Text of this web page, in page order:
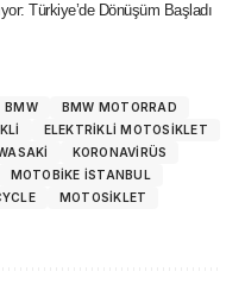
Türkiye’de Dönüşüm Başladı
BMW
BMW MOTORRAD
ELEKTRIKLI MOTOSIKLET
KORONAVIRÜS
MOTOBIKE ISTANBUL
MOTOSIKLET